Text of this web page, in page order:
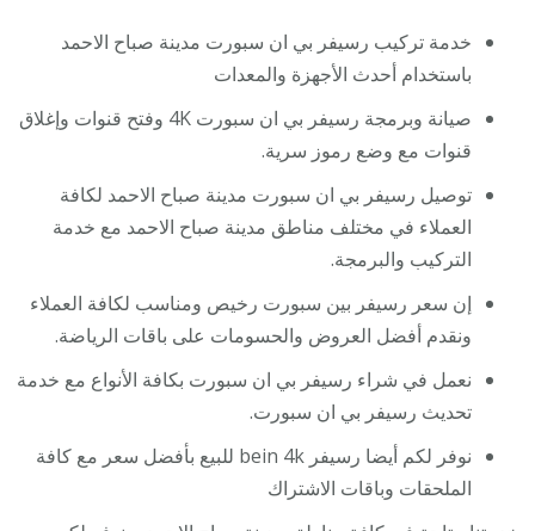
خدمة تركيب رسيفر بي ان سبورت مدينة صباح الاحمد
باستخدام أحدث الأجهزة والمعدات
صيانة وبرمجة رسيفر بي ان سبورت 4K وفتح قنوات وإغلاق
قنوات مع وضع رموز سرية.
توصيل رسيفر بي ان سبورت مدينة صباح الاحمد لكافة
العملاء في مختلف مناطق مدينة صباح الاحمد مع خدمة
التركيب والبرمجة.
إن سعر رسيفر بين سبورت رخيص ومناسب لكافة العملاء
ونقدم أفضل العروض والحسومات على باقات الرياضة.
نعمل في شراء رسيفر بي ان سبورت بكافة الأنواع مع خدمة
تحديث رسيفر بي ان سبورت.
نوفر لكم أيضا رسيفر bein 4k للبيع بأفضل سعر مع كافة
الملحقات وباقات الاشتراك